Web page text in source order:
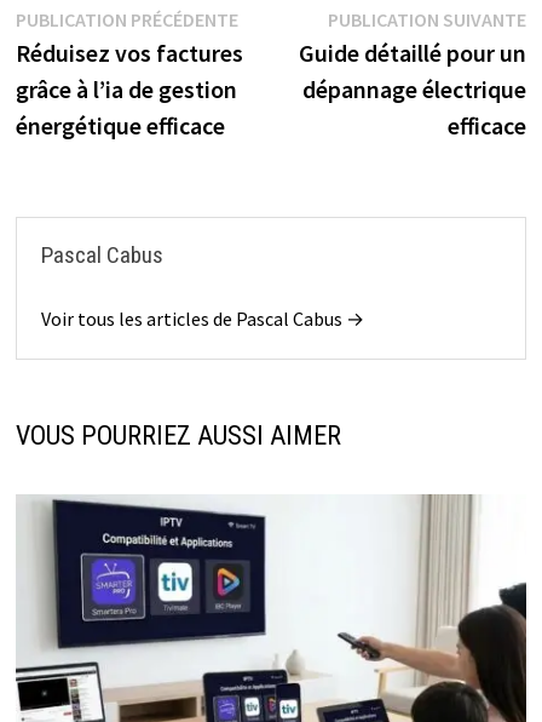
Navigation
de
l’article
PUBLICATION PRÉCÉDENTEPublication
précédente :
Réduisez vos factures
grâce à l’ia de gestion
énergétique efficace
PUBLICATION SUIVANTE
Guide détaillé pour un
dépannage électrique
efficace
Pascal Cabus
Voir tous les articles de Pascal Cabus →
VOUS POURRIEZ AUSSI AIMER